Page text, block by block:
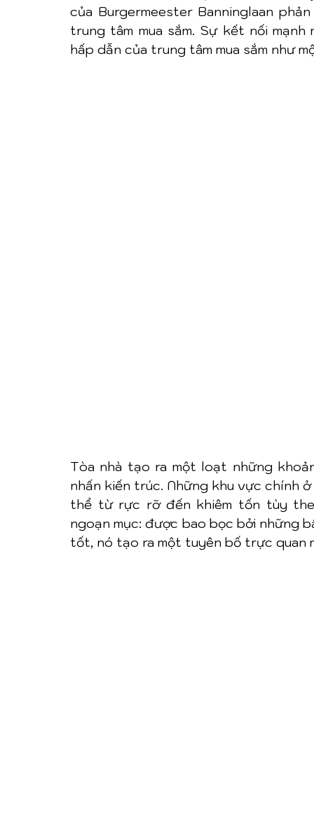
của Burgermeester Banninglaan
trung tâm mua sắm. Sự kết nối
hấp dẫn của trung tâm mua sắm như
Tòa nhà tạo ra một loạt những
nhấn kiến trúc. Những khu vực chính
thể từ rực rỡ đến khiêm tốn tùy
ngoạn mục: được bao bọc bởi những
tốt, nó tạo ra một tuyên bố trực quan